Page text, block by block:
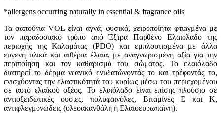
*allergens occurring naturally in essential & fragrance oils
Τα σαπούνια VOL είναι αγνά, φυσικά, χειροποίητα φτιαγμένα με
τον παραδοσιακό τρόπο από Έξτρα Παρθένο Ελαιόλαδο της
περιοχής της Καλαμάτας (PDO) και εμπλουτισμένα με άλλα
ευγενή υλικά και αιθέρια έλαια, με αναγνωρισμένη αξία για την
περιποίηση και τον καθαρισμό του σώματος. Το ελαιόλαδο
διατηρεί το δέρμα νεανικό ενυδατώνοντάς το και τρέφοντάς το,
ενισχύοντας την ελαστικότητά του κυρίως μέσω του περιεχομένου
σε αυτό ελαϊκού οξέος. Το ελαιόλαδο είναι επίσης πλούσιο σε
αντιοξειδωτικές ουσίες, πολυφαινόλες, Βιταμίνες Ε και Κ,
αντιφλεγμονώδεις (ολεοακανθάλη ή Ελαιοευρωπαϊνη).